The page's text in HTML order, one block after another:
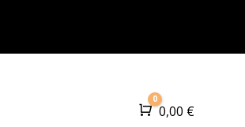
Panier
0
0,00 €